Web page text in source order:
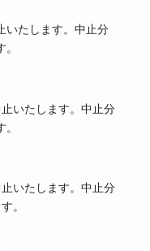
いたします。中止分
いたします。中止分
いたします。中止分
。